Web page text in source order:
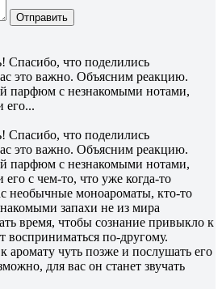
Отправить
Спасибо, что поделились
это важно. Объясним реакцию.
парфюм с незнакомыми нотами,
его...
Спасибо, что поделились
это важно. Объясним реакцию.
парфюм с незнакомыми нотами,
его с чем-то, что уже когда-то
необычные моноароматы, кто-то
запахи не из мира
время, чтобы сознание привыкло к
восприниматься по-другому.
аромату чуть позже и послушать его
для вас он станет звучать